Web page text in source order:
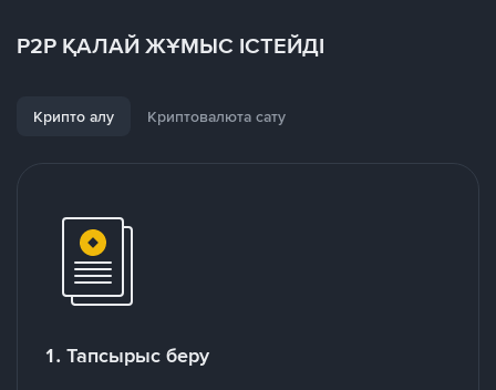
P2P ҚАЛАЙ ЖҰМЫС ІСТЕЙДІ
Крипто алу Криптовалюта сату
1. Тапсырыс беру